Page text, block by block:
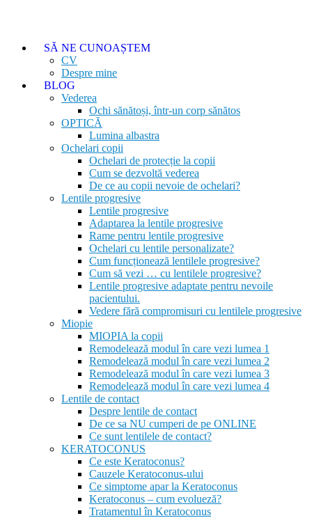
SĂ NE CUNOAȘTEM
CV
Despre mine
BLOG
Vederea
Ochi sănătoși, într-un corp sănătos
OPTICĂ
Lumina albastra
Ochelari copii
Ochelari de protecție la copii
Cum se dezvoltă vederea
De ce au copii nevoie de ochelari?
Lentile progresive
Lentile progresive
Adaptarea la lentile progresive
Rame pentru lentile progresive
Ochelari cu lentile personalizate?
Cum funcționează lentilele progresive?
Cum să vezi … cu lentilele progresive?
Lentile progresive adaptate pentru nevoile
pacientului.
Vedere fără compromisuri cu lentilele progresive
Miopie
MIOPIA la copii
Remodelează modul în care vezi lumea 1
Remodelează modul în care vezi lumea 2
Remodelează modul în care vezi lumea 3
Remodelează modul în care vezi lumea 4
Lentile de contact
Despre lentile de contact
De ce sa NU cumperi de pe ONLINE
Ce sunt lentilele de contact?
KERATOCONUS
Ce este Keratoconus?
Cauzele Keratoconus-ului
Ce simptome apar la Keratoconus
Keratoconus – cum evolueză?
Tratamentul în Keratoconus